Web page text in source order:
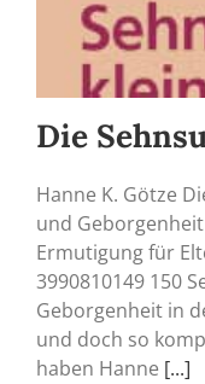
Die
Hanne K. Götze
und
Ermutigung für
3990810149 150
Geborgenheit in
und doch so
haben Hanne [...]